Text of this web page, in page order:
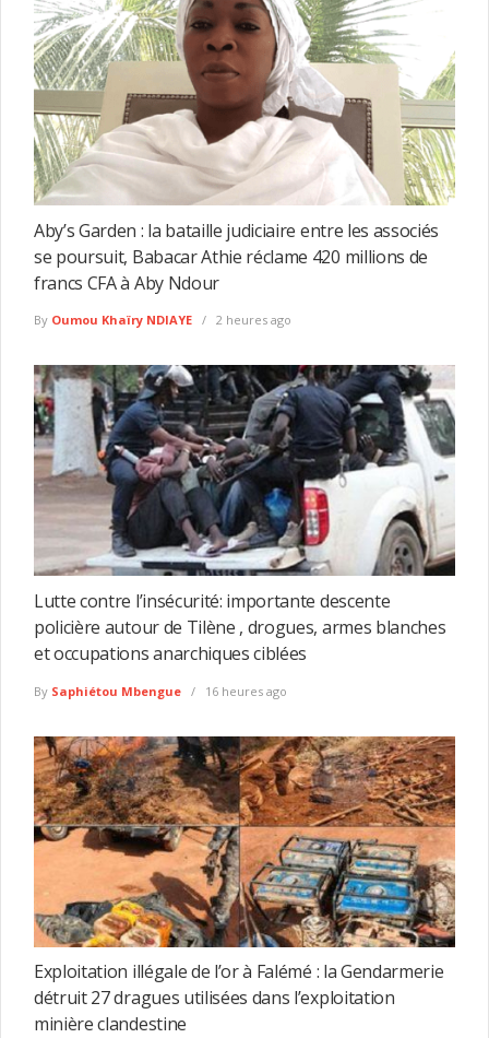
Aby’s Garden : la bataille judiciaire entre les associés
se poursuit, Babacar Athie réclame 420 millions de
francs CFA à Aby Ndour
By Oumou Khaïry NDIAYE 2 heures ago
Lutte contre l’insécurité: importante descente
policière autour de Tilène , drogues, armes blanches
et occupations anarchiques ciblées
By Saphiétou Mbengue 16 heures ago
Exploitation illégale de l’or à Falémé : la Gendarmerie
détruit 27 dragues utilisées dans l’exploitation
minière clandestine